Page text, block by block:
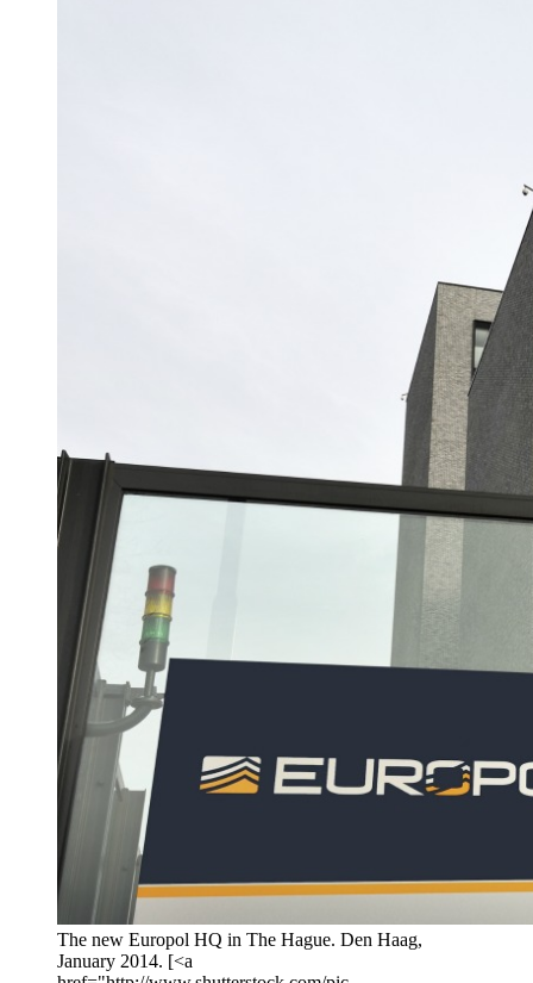
The new Europol HQ in The Hague. Den Haag,
January 2014. [<a